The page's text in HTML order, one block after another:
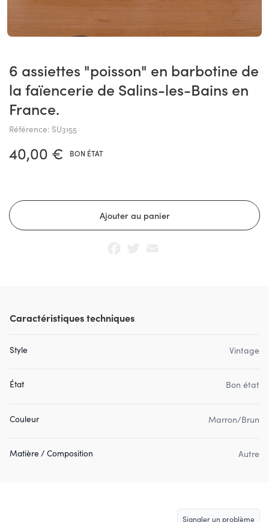
6 assiettes "poisson" en barbotine de
la faïencerie de Salins-les-Bains en
France.
Référence: SU3155
40,00 € BON ÉTAT
Caractéristiques techniques
Style Vintage
État Bon état
Couleur Marron/Brun
Matière / Composition Autre
Signaler un problème